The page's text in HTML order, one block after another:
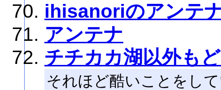
ihisanoriのアンテ
アンテナ
チチカカ湖以外も
それほど酷いことをし